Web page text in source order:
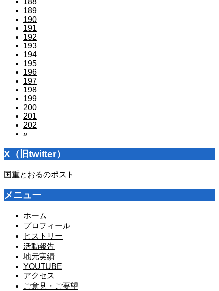
188
189
190
191
192
193
194
195
196
197
198
199
200
201
202
»
X（旧twitter）
国重とおるのポスト
メニュー
ホーム
プロフィール
ヒストリー
活動報告
地元実績
YOUTUBE
アクセス
ご意見・ご要望